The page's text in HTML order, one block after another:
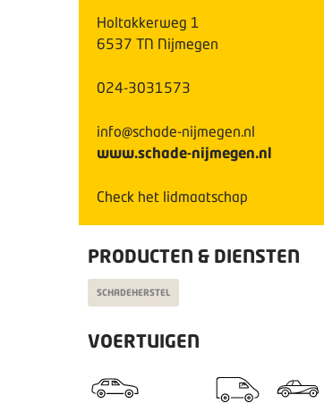
Holtakkerweg 1
6537 TN Nijmegen
024-3031573
info@schade-nijmegen.nl
www.schade-nijmegen.nl
Check het lidmaatschap
PRODUCTEN & DIENSTEN
SCHADEHERSTEL
VOERTUIGEN